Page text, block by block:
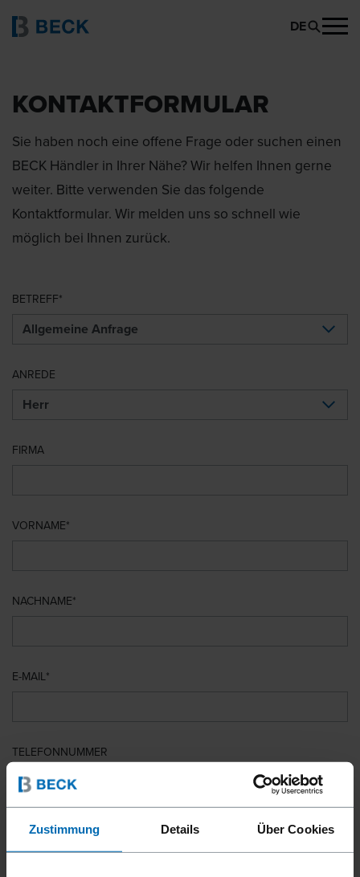
Zustimmung Details Über Cookies
DE
KONTAKTFORMULAR
Sie haben noch eine offene Frage oder suchen einen
BECK Händler in Ihrer Nähe? Wir helfen Ihnen gerne
weiter. Bitte verwenden Sie das folgende
Kontaktformular. Wir melden uns so schnell wie
möglich bei Ihnen zurück.
BETREFF
ANREDE
FIRMA
VORNAME
NACHNAME
E-MAIL
TELEFONNUMMER
LAND